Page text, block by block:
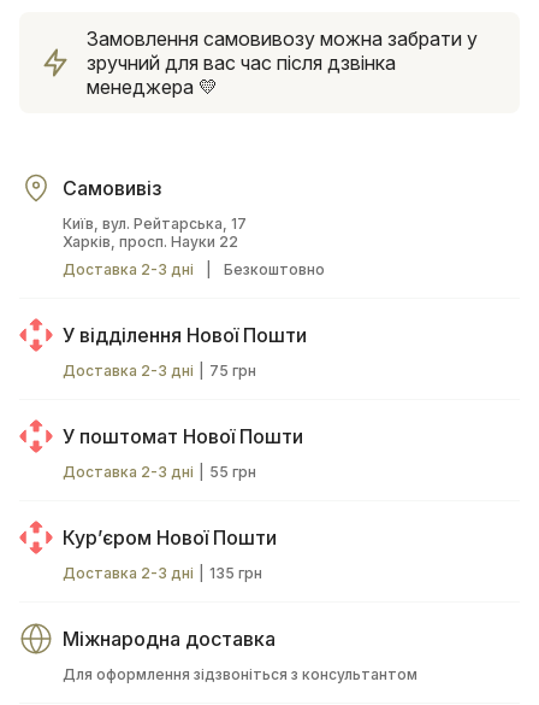
Замовлення самовивозу можна забрати у
зручний для вас час після дзвінка
менеджера 💛
Самовивіз
Київ, вул. Рейтарська, 17
Харків, просп. Науки 22
Доставка 2-3 дні
Безкоштовно
У відділення Нової Пошти
Доставка 2-3 дні 75 грн
У поштомат Нової Пошти
Доставка 2-3 дні 55 грн
Курʼєром Нової Пошти
Доставка 2-3 дні 135 грн
Міжнародна доставка
Для оформлення зідзвоніться з консультантом